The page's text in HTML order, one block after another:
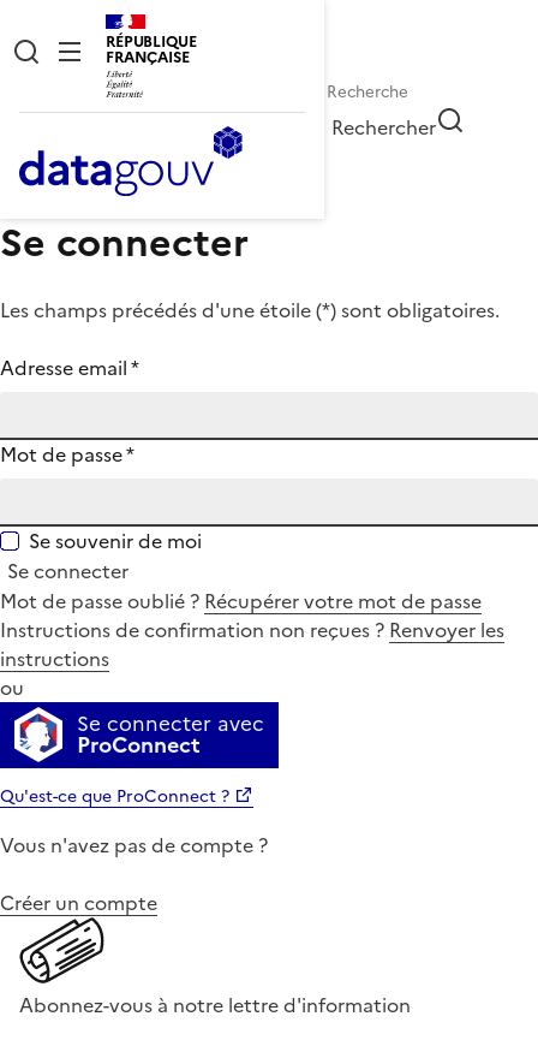
RÉPUBLIQUE
FRANÇAISE
Rechercher
Se connecter
Les champs précédés d'une étoile (*) sont obligatoires.
Adresse email*
Mot de passe*
Se souvenir de moi
Se connecter
Mot de passe oublié ? Récupérer votre mot de passe
Instructions de confirmation non reçues ? Renvoyer les
instructions
ou
Se connecter avec
ProConnect
Qu'est-ce que ProConnect ?
Vous n'avez pas de compte ?
Créer un compte
Abonnez-vous à notre lettre d'information